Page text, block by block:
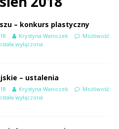
– konkurs plastyczny
Krystyna Waniczek
Możliwość
wyłączona
– ustalenia
Krystyna Waniczek
Możliwość
wyłączona